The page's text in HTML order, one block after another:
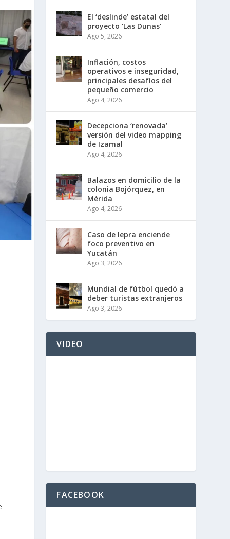
El ‘deslinde’ estatal del
proyecto ‘Las Dunas’
Ago 5, 2026
Inflación, costos
operativos e inseguridad,
principales desafíos del
pequeño comercio
Ago 4, 2026
Decepciona ‘renovada’
versión del video mapping
de Izamal
Ago 4, 2026
Balazos en domicilio de la
colonia Bojórquez, en
Mérida
Ago 4, 2026
Caso de lepra enciende
foco preventivo en
Yucatán
Ago 3, 2026
Mundial de fútbol quedó a
deber turistas extranjeros
Ago 3, 2026
VIDEO
FACEBOOK